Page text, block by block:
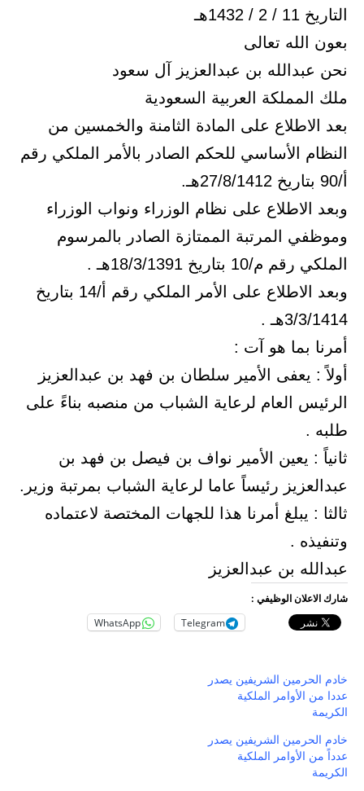
التاريخ 11 / 2 / 1432هـ
بعون الله تعالى
نحن عبدالله بن عبدالعزيز آل سعود
ملك المملكة العربية السعودية
بعد الاطلاع على المادة الثامنة والخمسين من
النظام الأساسي للحكم الصادر بالأمر الملكي رقم
أ/90 بتاريخ 27/8/1412هـ.
وبعد الاطلاع على نظام الوزراء ونواب الوزراء
وموظفي المرتبة الممتازة الصادر بالمرسوم
الملكي رقم م/10 بتاريخ 18/3/1391هـ .
وبعد الاطلاع على الأمر الملكي رقم أ/14 بتاريخ
3/3/1414هـ .
أمرنا بما هو آت :
أولاً : يعفى الأمير سلطان بن فهد بن عبدالعزيز
الرئيس العام لرعاية الشباب من منصبه بناءً على
طلبه .
ثانياً : يعين الأمير نواف بن فيصل بن فهد بن
عبدالعزيز رئيساً عاما لرعاية الشباب بمرتبة وزير.
ثالثا : يبلغ أمرنا هذا للجهات المختصة لاعتماده
وتنفيذه .
عبدالله بن عبدالعزيز
شارك الاعلان الوظيفي :
Telegram
WhatsApp
خادم الحرمين الشريفين يصدر
عددا من الأوامر الملكية
الكريمة
خادم الحرمين الشريفين يصدر
عدداً من الأوامر الملكية
الكريمة